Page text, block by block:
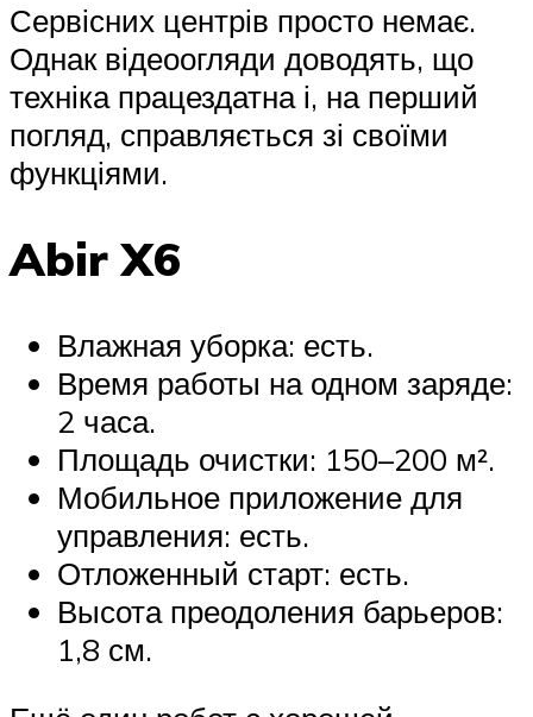
Сервісних центрів просто немає.
Однак відеоогляди доводять, що
техніка працездатна і, на перший
погляд, справляється зі своїми
функціями.
Abir X6
Влажная уборка: есть.
Время работы на одном заряде:
2 часа.
Площадь очистки: 150–200 м².
Мобильное приложение для
управления: есть.
Отложенный старт: есть.
Высота преодоления барьеров:
1,8 см.